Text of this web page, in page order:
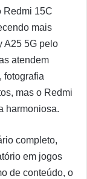
Redmi 15C
mais
A25 5G pelo
atendem
fotografia
mas o Redmi
harmoniosa.
completo,
em jogos
de conteúdo, o